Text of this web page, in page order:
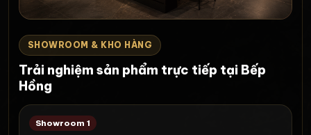
SHOWROOM & KHO HÀNG
Trải nghiệm sản phẩm trực tiếp tại Bếp
Hồng
Showroom 1